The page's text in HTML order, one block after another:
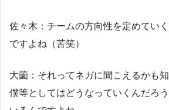
佐々木：チームの方向性を定めてい
ですよね（苦笑）
大薗：それってネガに聞こえるかも
僕等としてはどうなっていくんだろ